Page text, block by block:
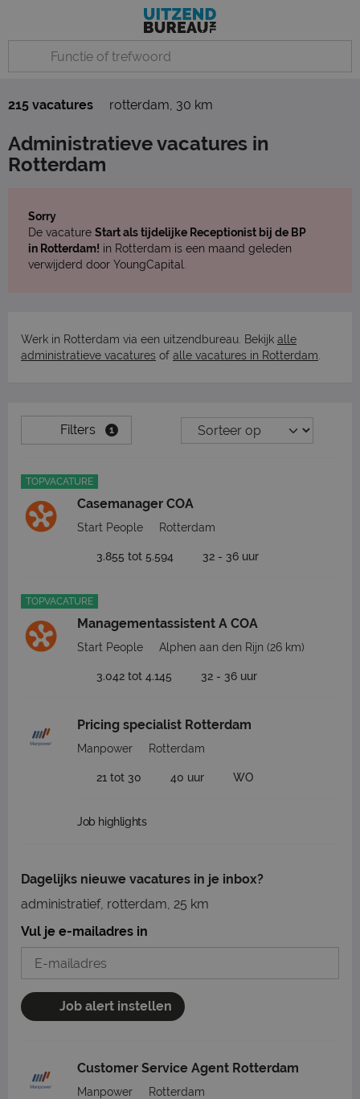
215 vacatures rotterdam, 30 km
Administratieve vacatures in
Rotterdam
Sorry
De vacature Start als tijdelijke Receptionist bij de BP
in Rotterdam! in Rotterdam is een maand geleden
verwijderd door YoungCapital.
Werk in Rotterdam via een uitzendbureau. Bekijk alle
administratieve vacatures of alle vacatures in Rotterdam
Filters 1
TOPVACATURE
Casemanager COA
Start People Rotterdam
3.855 tot 5.594 32 - 36 uur
TOPVACATURE
Managementassistent A COA
Start People Alphen aan den Rijn (26 km)
3.042 tot 4.145 32 - 36 uur
Pricing specialist Rotterdam
Manpower Rotterdam
21 tot 30 40 uur WO
Job highlights
Dagelijks nieuwe vacatures in je inbox?
administratief, rotterdam, 25 km
Vul je e-mailadres in
Job alert instellen
Customer Service Agent Rotterdam
Manpower Rotterdam